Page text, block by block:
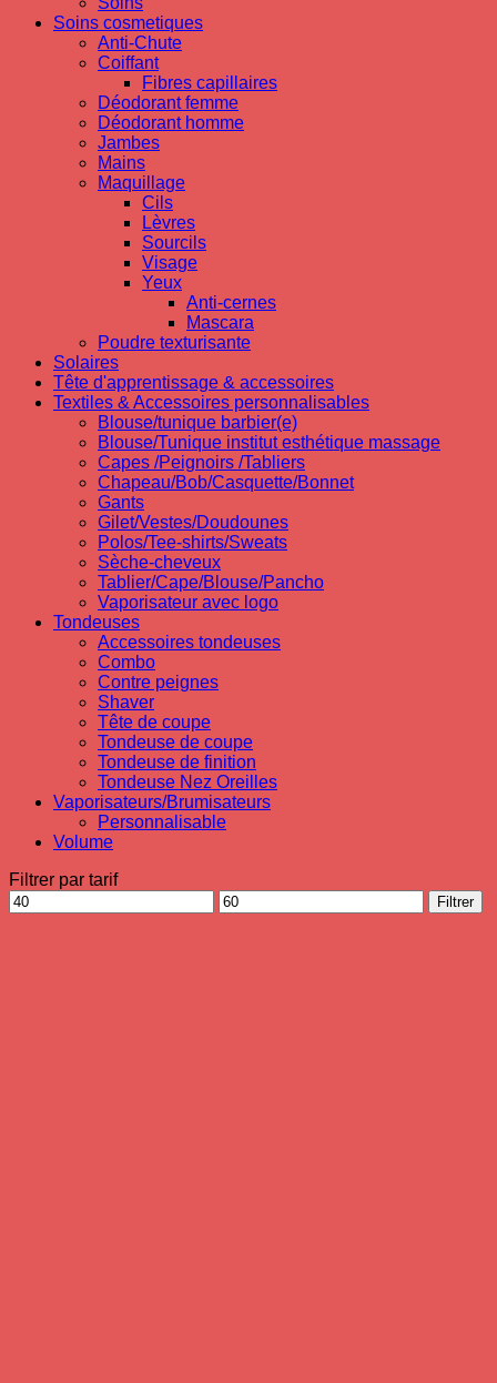
Soins cosmetiques
Anti-Chute
Coiffant
Fibres capillaires
Déodorant femme
Déodorant homme
Jambes
Mains
Maquillage
Cils
Lèvres
Sourcils
Visage
Yeux
Anti-cernes
Mascara
Poudre texturisante
Solaires
Tête d'apprentissage & accessoires
Textiles & Accessoires personnalisables
Blouse/tunique barbier(e)
Blouse/Tunique institut esthétique massage
Capes /Peignoirs /Tabliers
Chapeau/Bob/Casquette/Bonnet
Gants
Gilet/Vestes/Doudounes
Polos/Tee-shirts/Sweats
Sèche-cheveux
Tablier/Cape/Blouse/Pancho
Vaporisateur avec logo
Tondeuses
Accessoires tondeuses
Combo
Contre peignes
Shaver
Tête de coupe
Tondeuse de coupe
Tondeuse de finition
Tondeuse Nez Oreilles
Vaporisateurs/Brumisateurs
Personnalisable
Volume
Filtrer par tarif
Prix
min
Prix
max
Filtrer